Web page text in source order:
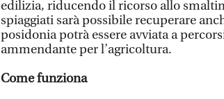
edilizia, riducendo il ricorso allo
spiaggiati sarà possibile recuperare
posidonia potrà essere avviata a
ammendante per l’agricoltura.
Come funziona